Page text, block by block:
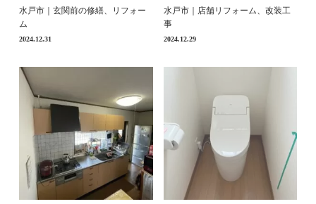
水戸市｜玄関前の修繕、リフォー
ム
2024.12.31
水戸市｜店舗リフォーム、改装工
事
2024.12.29